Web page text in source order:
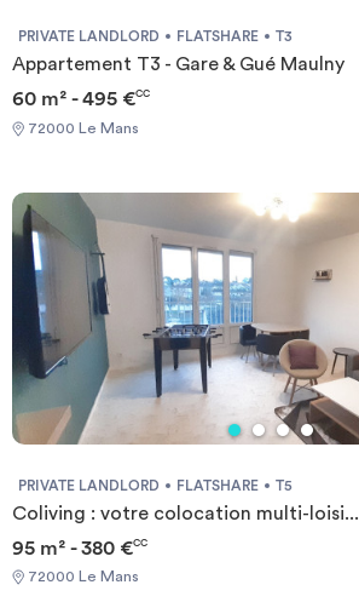
PRIVATE LANDLORD FLATSHARE T3
Appartement T3 - Gare & Gué Maulny
60 m² - 495 €CC
72000 Le Mans
PRIVATE LANDLORD FLATSHARE T5
Coliving : votre colocation multi-loisi...
95 m² - 380 €CC
72000 Le Mans